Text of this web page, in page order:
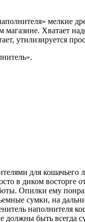
мелкие
Хватает
утилизируется
для
в диком
Опилки ему
сумки, на
наполнителя
должны быть всегда